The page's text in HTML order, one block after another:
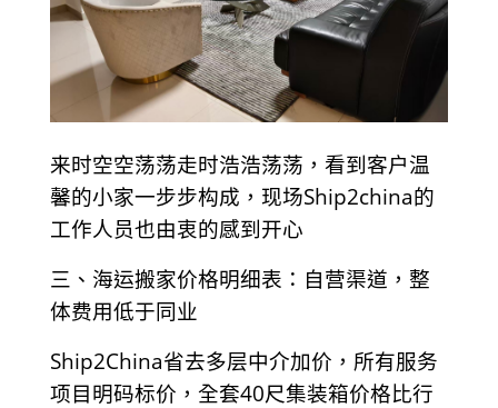
来时空空荡荡走时浩浩荡荡，看到客户温
馨的小家一步步构成，现场Ship2china的
工作人员也由衷的感到开心
三、海运搬家价格明细表：自营渠道，整
体费用低于同业
Ship2China省去多层中介加价，所有服务
项目明码标价，全套40尺集装箱价格比行